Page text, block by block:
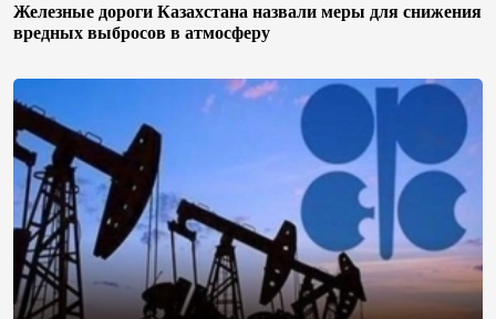
Железные дороги Казахстана назвали меры для снижения
вредных выбросов в атмосферу